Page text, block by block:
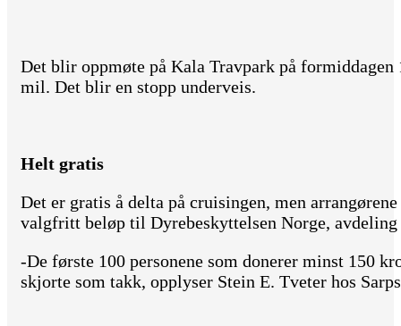
Det blir oppmøte på Kala Travpark på
mil. Det blir en stopp underveis.
Helt gratis
Det er gratis å delta på cruisingen, men
valgfritt beløp til Dyrebeskyttelsen Norge, avdeling
-De første 100 personene som donerer minst 150
skjorte som takk, opplyser Stein E. Tveter hos